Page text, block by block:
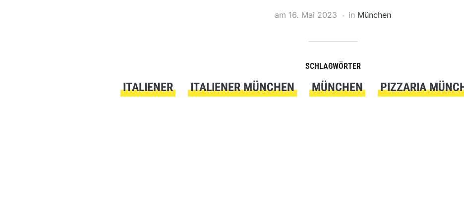
am 16. Mai 2023 in München
SCHLAGWÖRTER
ITALIENER ITALIENER MÜNCHEN MÜNCHEN PIZZARIA